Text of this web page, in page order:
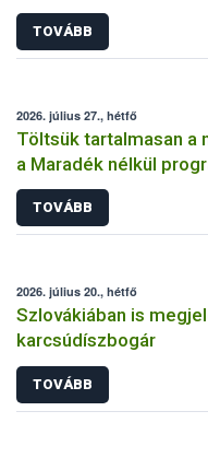
TOVÁBB
2026. július 27., hétfő
Töltsük tartalmasan a
a Maradék nélkül
TOVÁBB
2026. július 20., hétfő
Szlovákiában is
karcsúdíszbogár
TOVÁBB